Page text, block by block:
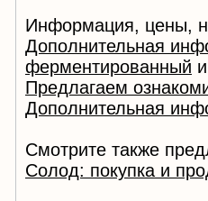
Информация, цены,
Дополнительная
ферментированный и
Предлагаем
Дополнительная
Смотрите также
Солод: покупка и